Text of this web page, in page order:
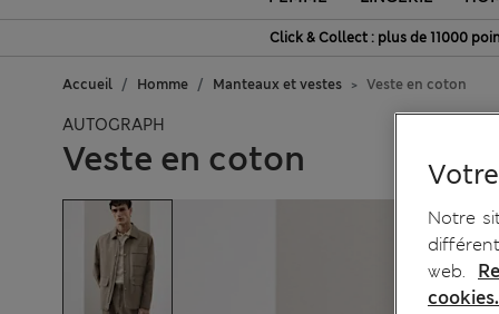
Click & Collect : plus de 11000
Accueil Homme Manteaux et vestes Veste en coton
AUTOGRAPH
Veste en coton
Notre
web.
cookies.